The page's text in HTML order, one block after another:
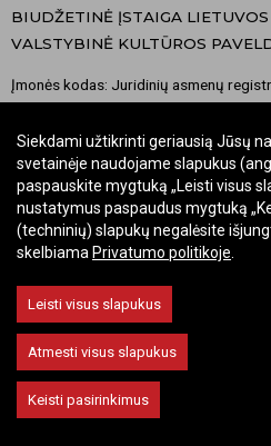
BIUDŽETINĖ ĮSTAIGA
VALSTYBINĖ KULTŪROS
Įmonės kodas: Juridinių asmenų
Telefonas: +370 699 13972
El. paštas: komisija@vkpk.lt
BENDRAUKIME
© 2026 Valstybinė kultūros paveldo
Keisti slapukų nustatymus
Siekdami užtikrinti geriausią Jūsų
svetainėje naudojame slapukus
paspauskite mygtuką „Leisti visus
nustatymus paspaudus mygtuką
(techninių) slapukų negalėsite
skelbiama Privatumo politikoje
Leisti visus slapukus
Atmesti visus slapukus
Keisti pasirinkimus